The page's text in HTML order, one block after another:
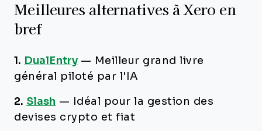
Meilleures alternatives à Xero en
bref
1. DualEntry — Meilleur grand livre
général piloté par l'IA
2. Slash —
Idéal pour la gestion des
devises crypto et fiat